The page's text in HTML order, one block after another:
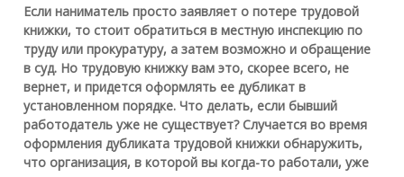
Если наниматель просто заявляет о потере трудовой
книжки, то стоит обратиться в местную инспекцию по
труду или прокуратуру, а затем возможно и обращение
в суд. Но трудовую книжку вам это, скорее всего, не
вернет, и придется оформлять ее дубликат в
установленном порядке. Что делать, если бывший
работодатель уже не существует? Случается во время
оформления дубликата трудовой книжки обнаружить,
что организация, в которой вы когда-то работали, уже